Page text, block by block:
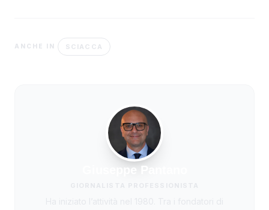
ANCHE IN SCIACCA
Giuseppe Pantano